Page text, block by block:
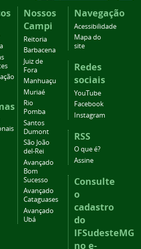
Nossos
Campi
Reitoria
Barbacena
Juiz de
Fora
Manhuaçu
Muriaé
Rio
Pomba
Santos
Dumont
São João
del-Rei
Avançado
Bom
Sucesso
Avançado
Cataguases
Avançado
Ubá
Navegação
Acessibilidade
Mapa do
site
Redes
sociais
YouTube
Facebook
Instagram
RSS
O que é?
Assine
Consulte
o
cadastro
do
IFSudesteMG
no e-